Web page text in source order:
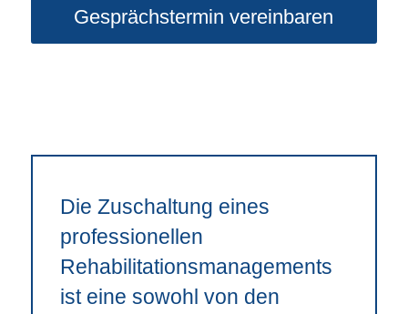
Gesprächstermin vereinbaren
Die Zuschaltung eines
professionellen
Rehabilitationsmanagements
ist eine sowohl von den